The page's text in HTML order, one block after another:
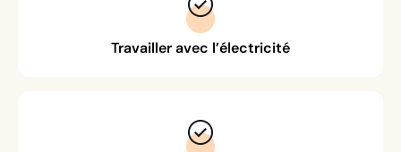
Travailler avec l’électricité